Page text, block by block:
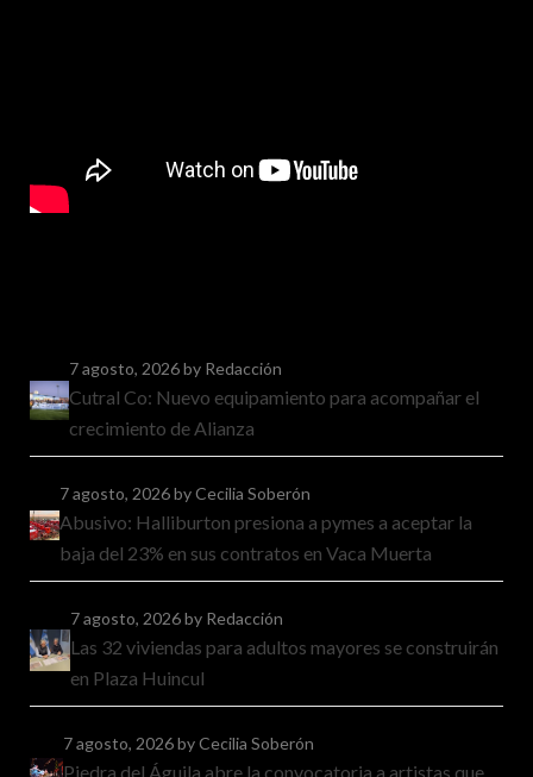
7 agosto, 2026by Redacción
Cutral Co: Nuevo equipamiento para acompañar el
crecimiento de Alianza
7 agosto, 2026by Cecilia Soberón
Abusivo: Halliburton presiona a pymes a aceptar la
baja del 23% en sus contratos en Vaca Muerta
7 agosto, 2026by Redacción
Las 32 viviendas para adultos mayores se construirán
en Plaza Huincul
7 agosto, 2026by Cecilia Soberón
Piedra del Águila abre la convocatoria a artistas que